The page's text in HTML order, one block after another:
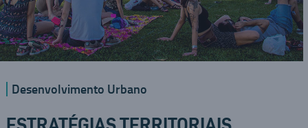
Desenvolvimento Urbano